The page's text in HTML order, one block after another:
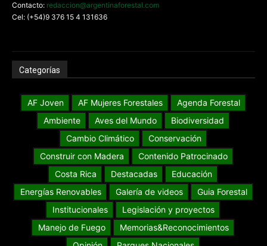
Contacto: redaccion@argentinaforestal.com
Cel: (+54)9 376 15 4 131636
Categorías
AF Joven AF Mujeres Forestales
Agenda Forestal
Ambiente
Aves del Mundo
Biodiversidad
Cambio Climático
Conservación
Construir con Madera
Contenido Patrocinado
Costa Rica
Destacadas
Educación
Energías Renovables
Galería de videos
Guia Forestal
Institucionales
Legislación y proyectos
Manejo de Fuego
Memorias&Reconocimientos